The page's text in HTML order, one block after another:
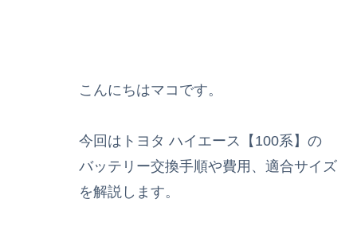
こんにちはマコです。
今回はトヨタ ハイエース【100系】の
バッテリー交換手順や費用、適合サイズ
を解説します。